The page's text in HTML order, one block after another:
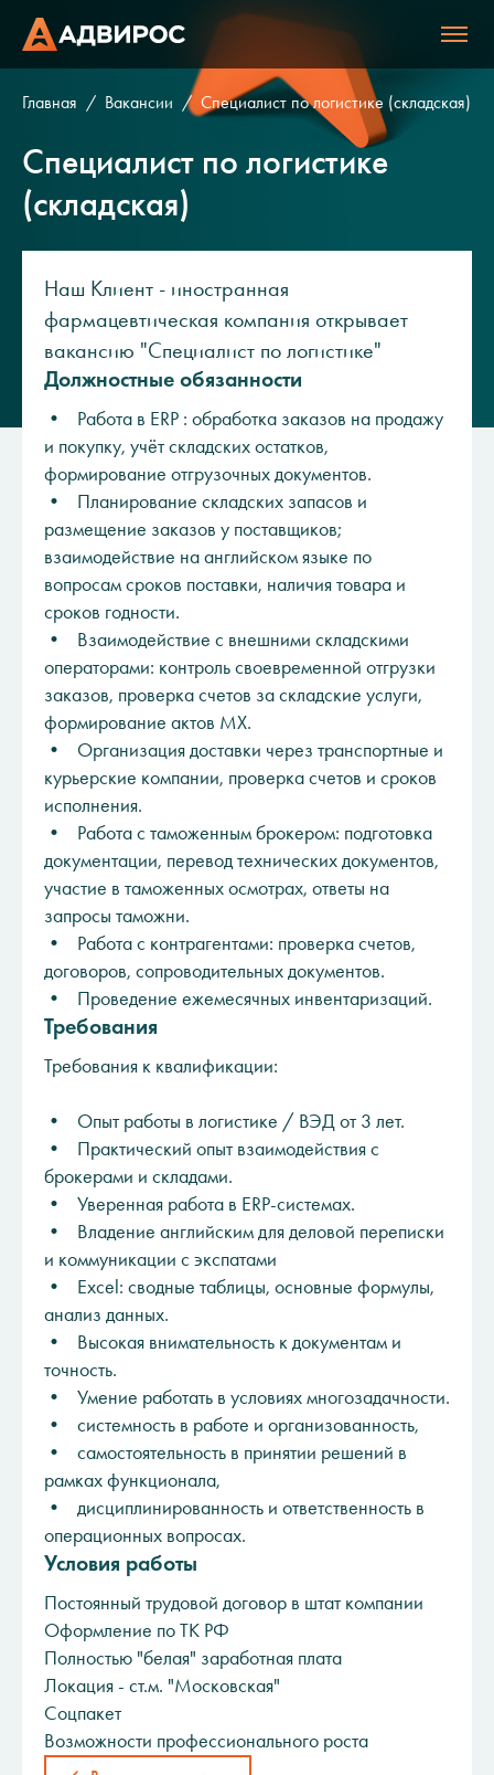
Главная Вакансии Cпециалист по логистике (складская)
Cпециалист по логистике
(складская)
Наш Клиент - иностранная
фармацевтическая компания открывает
вакансию "Специалист по логистике"
Должностные обязанности
• Работа в ERP : обработка заказов на продажу
и покупку, учёт складских остатков,
формирование отгрузочных документов.
• Планирование складских запасов и
размещение заказов у поставщиков;
взаимодействие на английском языке по
вопросам сроков поставки, наличия товара и
сроков годности.
• Взаимодействие с внешними складскими
операторами: контроль своевременной отгрузки
заказов, проверка счетов за складские услуги,
формирование актов МХ.
• Организация доставки через транспортные и
курьерские компании, проверка счетов и сроков
исполнения.
• Работа с таможенным брокером: подготовка
документации, перевод технических документов,
участие в таможенных осмотрах, ответы на
запросы таможни.
• Работа с контрагентами: проверка счетов,
договоров, сопроводительных документов.
• Проведение ежемесячных инвентаризаций.
Требования
Требования к квалификации:
• Опыт работы в логистике / ВЭД от 3 лет.
• Практический опыт взаимодействия с
брокерами и складами.
• Уверенная работа в ERP-системах.
• Владение английским для деловой переписки
и коммуникации с экспатами
• Excel: сводные таблицы, основные формулы,
анализ данных.
• Высокая внимательность к документам и
точность.
• Умение работать в условиях многозадачности.
• системность в работе и организованность,
• самостоятельность в принятии решений в
рамках функционала,
• дисциплинированность и ответственность в
операционных вопросах.
Условия работы
Постоянный трудовой договор в штат компании
Оформление по ТК РФ
Полностью "белая" заработная плата
Локация - ст.м. "Московская"
Соцпакет
Возможности профессионального роста